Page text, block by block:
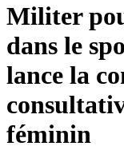
Militer
dans le
lance la
féminin